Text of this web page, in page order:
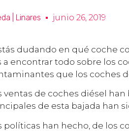
| Linares junio 26, 2019
dudando en qué coche
a encontrar todo sobre los
que los coches
ventas de coches diésel
de esta bajada han
políticas han hecho, de los